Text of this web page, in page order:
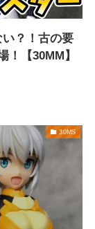
？！古の要
【30MM】
30MS